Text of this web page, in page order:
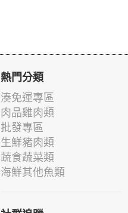
熱門分類
湊免運專區
肉品雞肉類
批發專區
生鮮豬肉類
蔬食蔬菜類
海鮮其他魚類